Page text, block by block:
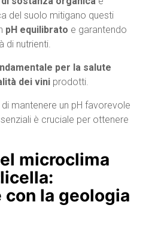
del suolo mitigano questi
pH equilibrato e garantendo
di nutrienti.
per la salute
dei viniprodotti.
mantenere un pH favorevole
è cruciale per ottenere
microclima
la geologia